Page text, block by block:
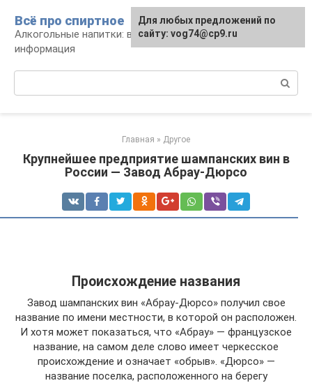
контенту
Всё про спиртное
Алкогольные напитки: виды, рецепты,
информация
Главная » Другое
Крупнейшее предприятие шампанских вин в
России — Завод Абрау-Дюрсо
Происхождение названия
Завод шампанских вин «Абрау-Дюрсо» получил свое
название по имени местности, в которой он расположен.
И хотя может показаться, что «Абрау» — французское
название, на самом деле слово имеет черкесское
происхождение и означает «обрыв». «Дюрсо» —
название поселка, расположенного на берегу
Для любых предложений по
сайту: vog74@cp9.ru